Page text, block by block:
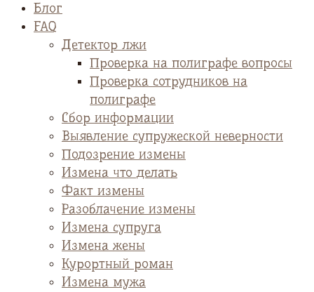
Блог
FAQ
Детектор лжи
Проверка на полиграфе вопросы
Проверка сотрудников на
полиграфе
Сбор информации
Выявление супружеской неверности
Подозрение измены
Измена что делать
Факт измены
Разоблачение измены
Измена супруга
Измена жены
Курортный роман
Измена мужа